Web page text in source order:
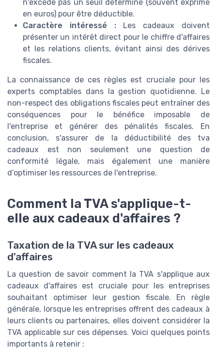
n'excède pas un seuil déterminé (souvent exprimé
en euros) pour être déductible.
Caractère intéressé :Les cadeaux doivent
présenter un intérêt direct pour le chiffre d'affaires
et les relations clients, évitant ainsi des dérives
fiscales.
La connaissance de ces règles est cruciale pour les
experts comptables dans la gestion quotidienne. Le
non-respect des obligations fiscales peut entraîner des
conséquences pour le bénéfice imposable de
l'entreprise et générer des pénalités fiscales. En
conclusion, s'assurer de la déductibilité des tva
cadeaux est non seulement une question de
conformité légale, mais également une manière
d’optimiser les ressources de l'entreprise.
Comment la TVA s'applique-t-
elle aux cadeaux d'affaires ?
Taxation de la TVA sur les cadeaux
d'affaires
La question de savoir comment la TVA s'applique aux
cadeaux d'affaires est cruciale pour les entreprises
souhaitant optimiser leur gestion fiscale. En règle
générale, lorsque les entreprises offrent des cadeaux à
leurs clients ou partenaires, elles doivent considérer la
TVA applicable sur ces dépenses. Voici quelques points
importants à retenir :